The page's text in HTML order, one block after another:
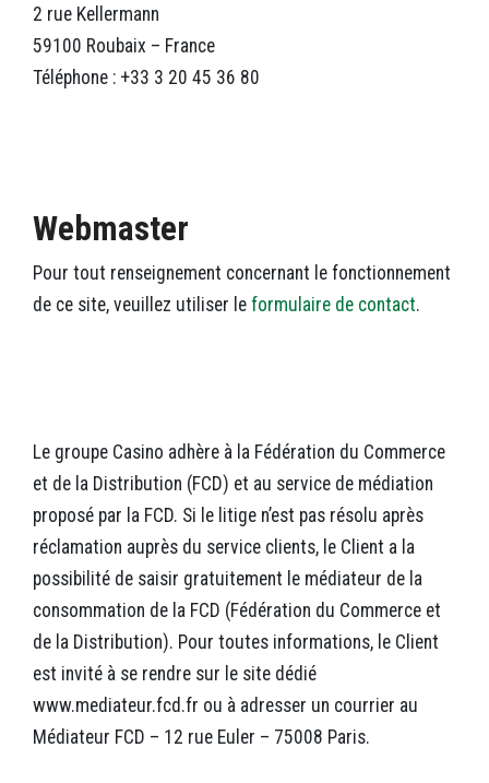
2 rue Kellermann
59100 Roubaix – France
Téléphone : +33 3 20 45 36 80
Webmaster
Pour tout renseignement concernant le fonctionnement
de ce site, veuillez utiliser le formulaire de contact.
Le groupe Casino adhère à la Fédération du Commerce
et de la Distribution (FCD) et au service de médiation
proposé par la FCD. Si le litige n’est pas résolu après
réclamation auprès du service clients, le Client a la
possibilité de saisir gratuitement le médiateur de la
consommation de la FCD (Fédération du Commerce et
de la Distribution). Pour toutes informations, le Client
est invité à se rendre sur le site dédié
www.mediateur.fcd.fr ou à adresser un courrier au
Médiateur FCD – 12 rue Euler – 75008 Paris.